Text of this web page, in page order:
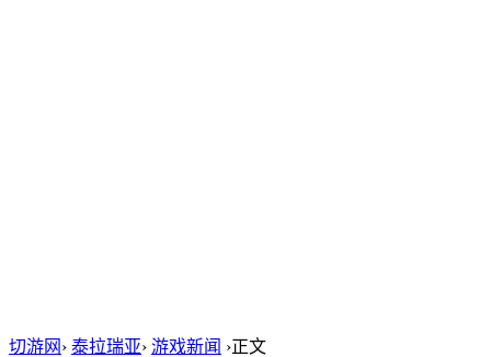
切游网 › 泰拉瑞亚› 游戏新闻 ›正文